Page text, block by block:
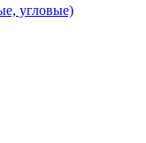
угловые)